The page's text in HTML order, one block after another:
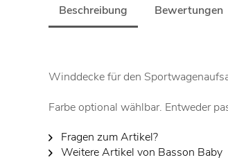
Beschreibung Bewertungen
Winddecke für den
Farbe optional wählbar. Entweder
Fragen zum Artikel?
Weitere Artikel von Basson Baby